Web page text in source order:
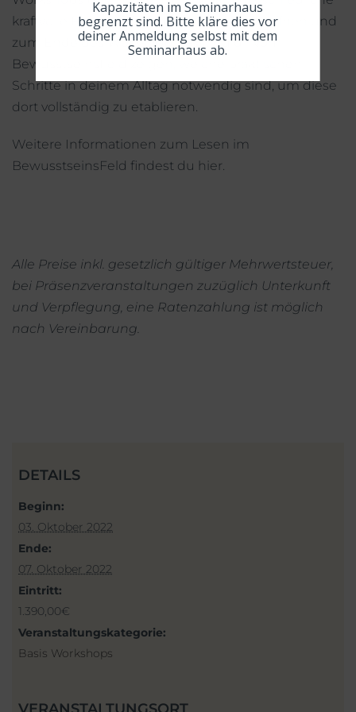
kraftvolle Energien und Potenziale in dir öffnen und
zum Ende des Workshops lässt du dir vom
BewusstseinsFeld zeigen, welche praktischen
Schritte in deinem Alltag notwendig sind, um diese
dort vollständig zu etablieren.
Weitere Informationen zum Lesen im
BewusstseinsFeld findest du hier
Alle Preise inkl. gesetzlich gültiger Mehrwertsteuer,
bei Präsenzveranstaltungen zuzüglich Unterkunft
und Verpflegung, eine Ratenzahlung ist möglich
nach Vereinbarung.
DETAILS
Beginn:
03. Oktober 2022
Ende:
07. Oktober 2022
Eintritt:
1.390,00€
Veranstaltungskategorie:
Basis Workshops
Kapazitäten im Seminarhaus
begrenzt sind. Bitte kläre dies vor
deiner Anmeldung selbst mit dem
Seminarhaus ab.